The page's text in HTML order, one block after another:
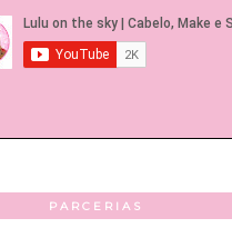
PARCERIAS